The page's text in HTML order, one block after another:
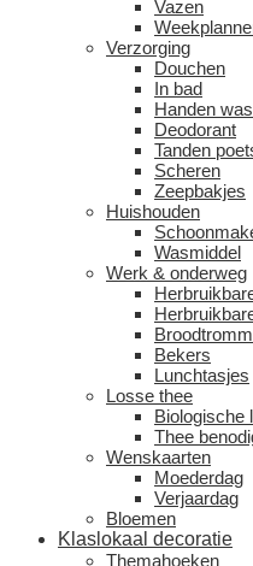
Vazen
Verzorging
Douchen
In bad
Handen
Deodorant
Tanden
Scheren
Zeepbakjes
Huishouden
Wasmiddel
Werk & onderweg
Bekers
Lunchtasjes
Losse thee
Biologische
Thee
Wenskaarten
Moederdag
Verjaardag
Bloemen
Klaslokaal decoratie
Themahoeken